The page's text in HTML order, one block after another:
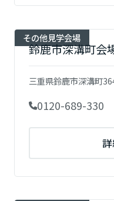
その他見学会場
鈴鹿市深溝町会
三重県鈴鹿市深溝町
0120-689-330